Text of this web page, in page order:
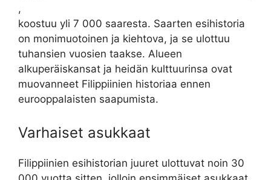
,
koostuu yli 7 000 saaresta. Saarten esihistoria
on monimuotoinen ja kiehtova, ja se ulottuu
tuhansien vuosien taakse. Alueen
alkuperäiskansat ja heidän kulttuurinsa ovat
muovanneet Filippiinien historiaa ennen
eurooppalaisten saapumista.
Varhaiset asukkaat
Filippiinien esihistorian juuret ulottuvat noin 30